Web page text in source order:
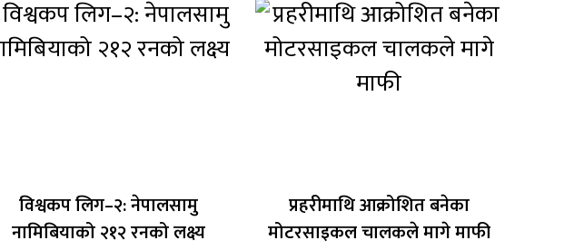
विश्वकप लिग–२: नेपालसामु
नामिबियाको २१२ रनको लक्ष्य
प्रहरीमाथि आक्रोशित बनेका
मोटरसाइकल चालकले मागे माफी